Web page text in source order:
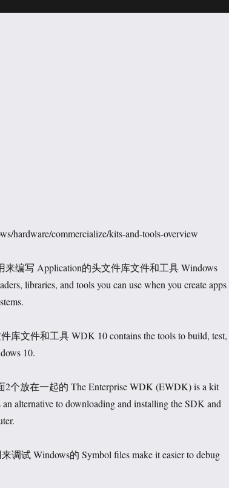
hardware/commercialize/kits-and-tools-overview
来编写 Application的头文件库文件和工具 Windows
libraries, and tools you can use when you create apps
库文件和工具 WDK 10 contains the tools to build, test,
10.
个放在一起的 The Enterprise WDK (EWDK) is a kit
an alternative to downloading and installing the SDK and
调试 Windows的 Symbol files make it easier to debug